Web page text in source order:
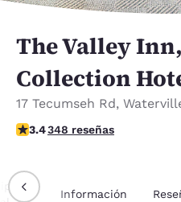
The Valley
Collection
17 Tecumseh Rd,
calificación de 3.44 estrellas.
3.4348 reseñas
Información